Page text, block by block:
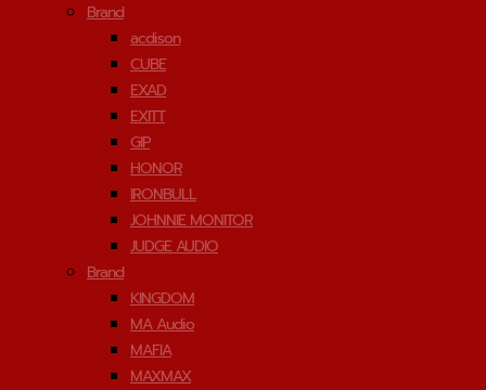
Brand
acdison
CUBE
EXAD
EXITT
GIP
HONOR
IRONBULL
JOHNNIE MONITOR
JUDGE AUDIO
Brand
KINGDOM
MA Audio
MAFIA
MAXMAX